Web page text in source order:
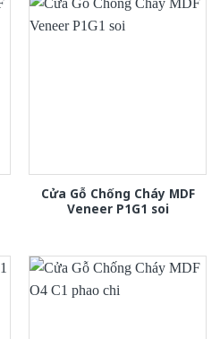
Cửa Gỗ Chống Cháy MDF
Veneer P1G1 soi